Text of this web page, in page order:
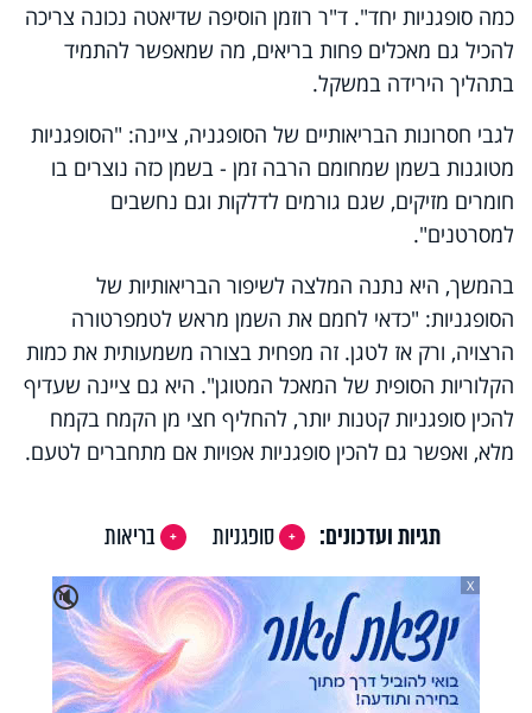
כמה סופגניות יחד". ד"ר רוזמן הוסיפה שדיאטה נכונה צריכה
להכיל גם מאכלים פחות בריאים, מה שמאפשר להתמיד
בתהליך הירידה במשקל.
לגבי חסרונות הבריאותיים של הסופגניה, ציינה: "הסופגניות
מטוגנות בשמן שמחומם הרבה זמן - בשמן כזה נוצרים בו
חומרים מזיקים, שגם גורמים לדלקות וגם נחשבים
למסרטנים".
בהמשך, היא נתנה המלצה לשיפור הבריאותיות של
הסופגניות: "כדאי לחמם את השמן מראש לטמפרטורה
הרצויה, ורק אז לטגן. זה מפחית בצורה משמעותית את כמות
הקלוריות הסופית של המאכל המטוגן". היא גם ציינה שעדיף
להכין סופגניות קטנות יותר, להחליף חצי מן הקמח בקמח
מלא, ואפשר גם להכין סופגניות אפויות אם מתחברים לטעם.
תגיות ועדכונים: סופגניות
בריאות
🔇
X